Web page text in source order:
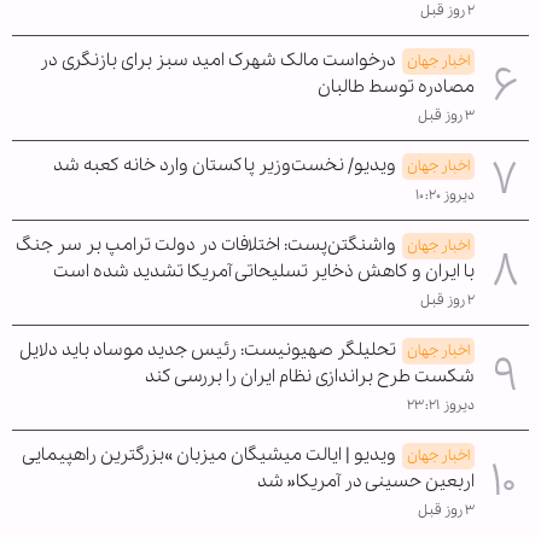
۲ روز قبل
اخبار جهان درخواست مالک شهرک امید سبز برای بازنگری در
مصادره توسط طالبان
۳ روز قبل
اخبار جهان ویدیو/ نخست‌وزیر پاکستان وارد خانه کعبه شد
دیروز ۱۰:۲۰
اخبار جهان واشنگتن‌پست: اختلافات در دولت ترامپ بر سر جنگ
با ایران و کاهش ذخایر تسلیحاتی آمریکا تشدید شده است
۲ روز قبل
اخبار جهان تحلیلگر صهیونیست: رئیس جدید موساد باید دلایل
شکست طرح براندازی نظام ایران را بررسی کند
دیروز ۲۳:۲۱
اخبار جهان ویدیو | ایالت میشیگان میزبان »بزرگترین راهپیمایی
اربعین حسینی در آمریکا« شد
۳ روز قبل